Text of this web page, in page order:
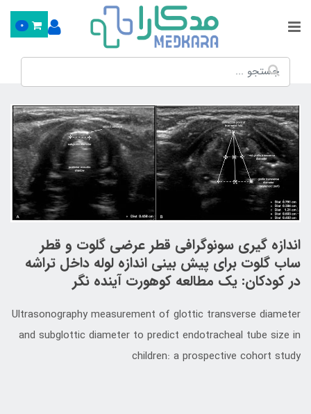
0
اندازه گیری سونوگرافی قطر عرضی گلوت و قطر
ساب گلوت برای پیش بینی اندازه لوله داخل تراشه
در کودکان: یک مطالعه کوهورت آینده نگر
Ultrasonography measurement of glottic transverse diameter
and subglottic diameter to predict endotracheal tube size in
children: a prospective cohort study